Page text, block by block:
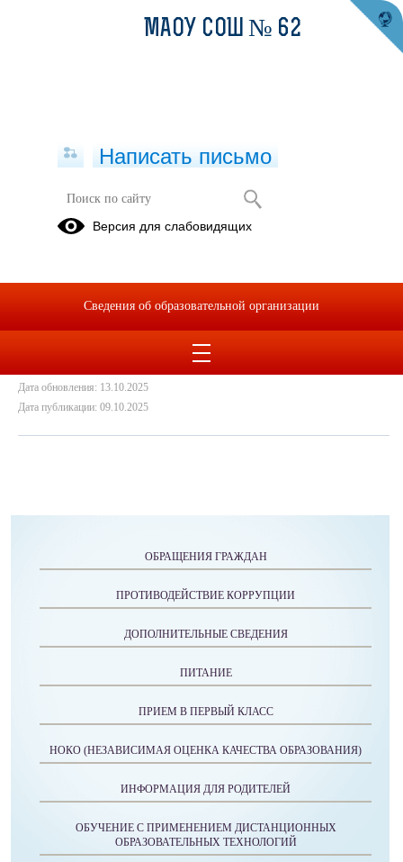
Участник конкурса "Педагогический
дебют" Хабибуллина Софья
Видеоэссе
Дата обновления: 13.10.2025
Дата публикации: 09.10.2025
ОБРАЩЕНИЯ ГРАЖДАН
ПРОТИВОДЕЙСТВИЕ КОРРУПЦИИ
ДОПОЛНИТЕЛЬНЫЕ СВЕДЕНИЯ
ПИТАНИЕ
ПРИЕМ В ПЕРВЫЙ КЛАСС
НОКО (НЕЗАВИСИМАЯ ОЦЕНКА КАЧЕСТВА ОБРАЗОВАНИЯ)
ИНФОРМАЦИЯ ДЛЯ РОДИТЕЛЕЙ
ОБУЧЕНИЕ С ПРИМЕНЕНИЕМ ДИСТАНЦИОННЫХ
ОБРАЗОВАТЕЛЬНЫХ ТЕХНОЛОГИЙ
МАОУ СОШ № 62
Написать письмо
Версия для слабовидящих
Сведения об образовательной организации